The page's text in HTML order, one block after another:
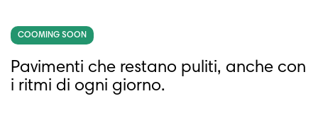
COOMING SOON
Pavimenti che restano puliti, anche con
i ritmi di ogni giorno.